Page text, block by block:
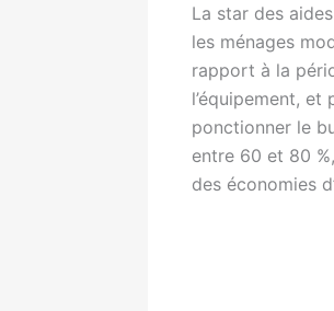
La star des
les ménages
rapport à la
l’équipement, et
ponctionner le
entre 60 et 80
des économies